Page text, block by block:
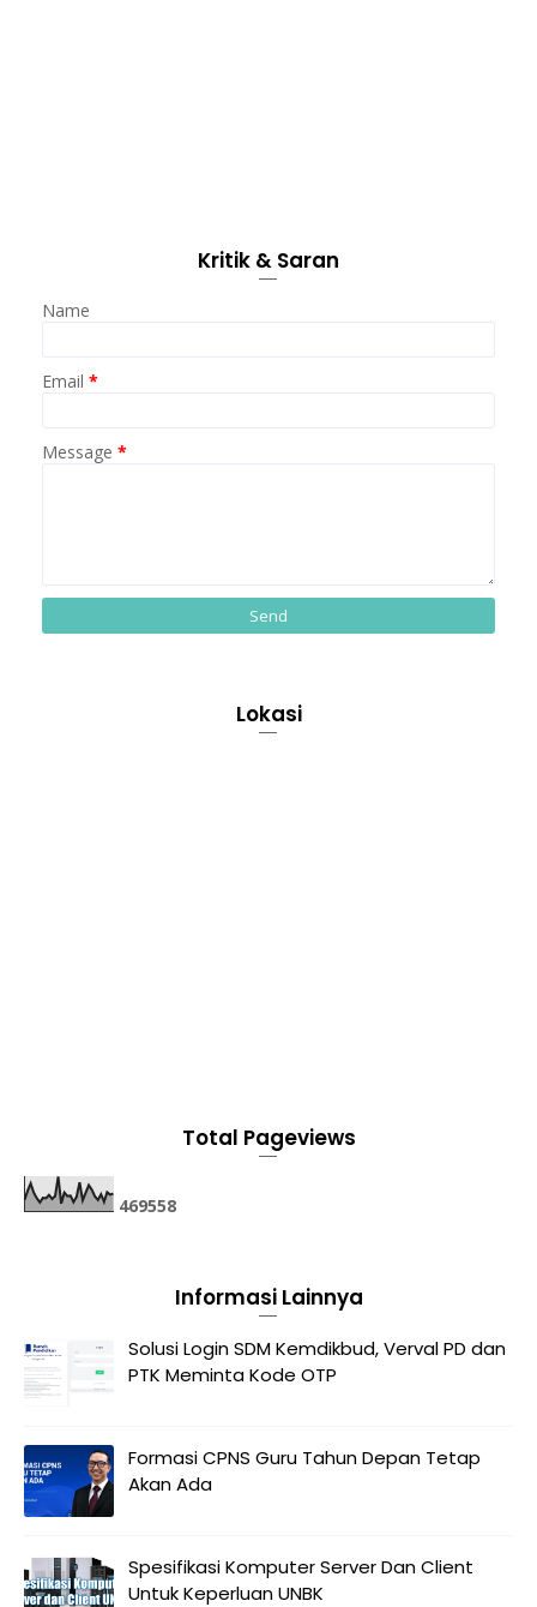
Kritik & Saran
Name
Email *
Message *
Lokasi
Total Pageviews
469558
Informasi Lainnya
Solusi Login SDM Kemdikbud, Verval PD dan
PTK Meminta Kode OTP
Formasi CPNS Guru Tahun Depan Tetap
Akan Ada
Spesifikasi Komputer Server Dan Client
Untuk Keperluan UNBK